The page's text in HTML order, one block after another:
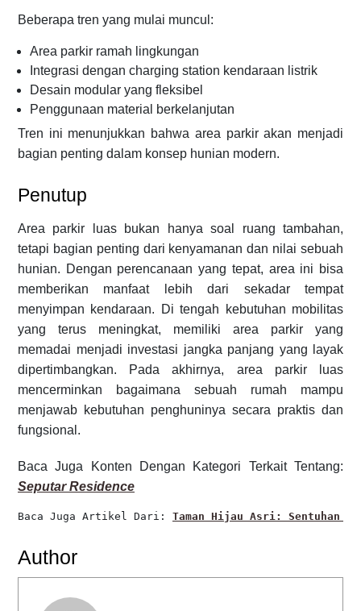
Beberapa tren yang mulai muncul:
Area parkir ramah lingkungan
Integrasi dengan charging station kendaraan listrik
Desain modular yang fleksibel
Penggunaan material berkelanjutan
Tren ini menunjukkan bahwa area parkir akan menjadi
bagian penting dalam konsep hunian modern.
Penutup
Area parkir luas bukan hanya soal ruang tambahan,
tetapi bagian penting dari kenyamanan dan nilai sebuah
hunian. Dengan perencanaan yang tepat, area ini bisa
memberikan manfaat lebih dari sekadar tempat
menyimpan kendaraan. Di tengah kebutuhan mobilitas
yang terus meningkat, memiliki area parkir yang
memadai menjadi investasi jangka panjang yang layak
dipertimbangkan. Pada akhirnya, area parkir luas
mencerminkan bagaimana sebuah rumah mampu
menjawab kebutuhan penghuninya secara praktis dan
fungsional.
Baca Juga Konten Dengan Kategori Terkait Tentang:
Seputar Residence
Baca Juga Artikel Dari: Taman Hijau Asri: Sentuhan
Author